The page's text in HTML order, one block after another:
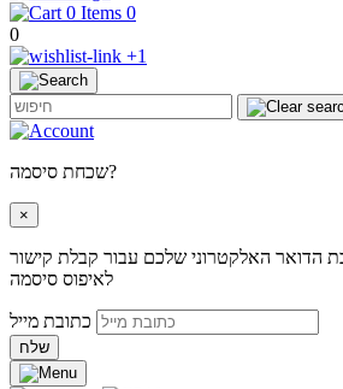
0
0
+1
שכחת סיסמה?
×
הדואר האלקטרוני שלכם עבור קבלת קישור
לאיפוס סיסמה
שלח